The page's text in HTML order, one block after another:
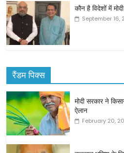
कौन है विदेशों में
September 16,
रैंडम पिक्स
मोदी सरकार ने
ऐलान
February 20,